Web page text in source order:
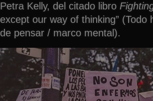
Petra Kelly, del citado libro
except our way of thinking”
de pensar / marco mental).